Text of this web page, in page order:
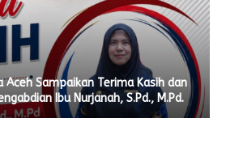
Aceh Sampaikan Terima Kasih dan
Ibu Nurjanah, S.Pd., M.Pd.